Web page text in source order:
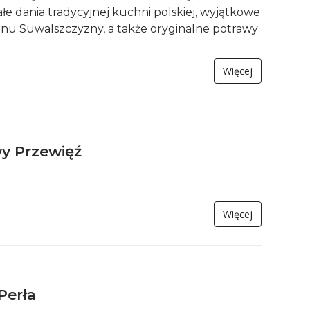
dania tradycyjnej kuchni polskiej, wyjątkowe
Suwalszczyzny, a także oryginalne potrawy
Więcej
Przewięź
Więcej